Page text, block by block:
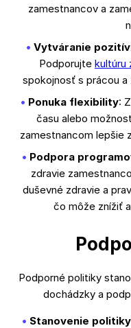
zamestnancov a
Vytváranie
Podporujte kultúru
spokojnosť s prácou
Ponuka flexibility:
času alebo
zamestnancom lepšie
Podpora
zdravie
duševné zdravie a
čo môže znížiť
Podporné politiky
dochádzky a
Stanovenie